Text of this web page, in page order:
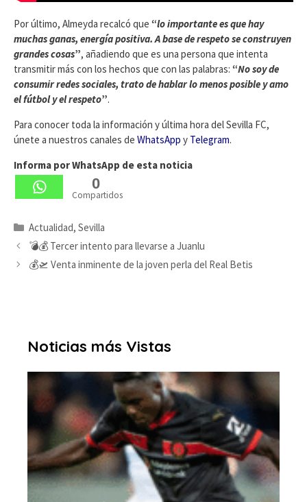
Por último, Almeyda recalcó que “lo importante es que hay
muchas ganas, energía positiva. A base de respeto se construyen
grandes cosas”, añadiendo que es una persona que intenta
transmitir más con los hechos que con las palabras: “No soy de
consumir redes sociales, trato de hablar lo menos posible y amo
el fútbol y el respeto”.
Para conocer toda la información y última hora del Sevilla FC,
únete a nuestros canales de WhatsApp y Telegram.
Informa por WhatsApp de esta noticia
0
Compartidos
Categorías
Actualidad, Sevilla
💣💰 Tercer intento para llevarse a Juanlu
💰🛫 Venta inminente de la joven perla del Real Betis
Noticias más Vistas